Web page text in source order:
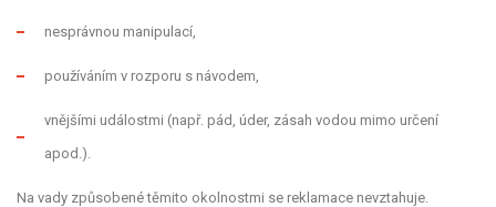
nesprávnou manipulací,
používáním v rozporu s návodem,
vnějšími událostmi (např. pád, úder, zásah vodou mimo určení
apod.).
Na vady způsobené těmito okolnostmi se reklamace nevztahuje.